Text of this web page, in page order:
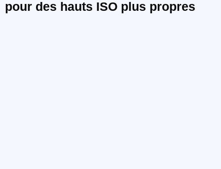
pour des hauts ISO plus propres